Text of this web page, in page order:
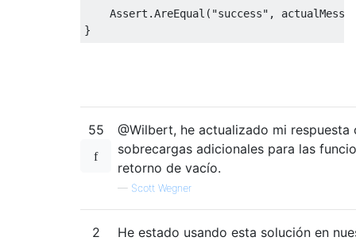
Assert .AreEqual ( "success" ,
}
55
@Wilbert, he actualizado mi respuesta
sobrecargas adicionales para las
retorno de vacío.
— Scott Wegner
2
He estado usando esta solución en